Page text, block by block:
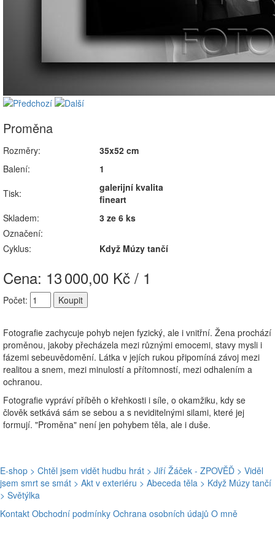
Proměna
Rozměry:
35x52 cm
Balení:
1
Tisk:
galerijní kvalita
fineart
Skladem:
3 ze 6 ks
Označení:
Cyklus:
Když Múzy tančí
Cena: 13000,00 Kč / 1
Počet:
Fotografie zachycuje pohyb nejen fyzický, ale i vnitřní. Žena prochází
proměnou, jakoby přecházela mezi různými emocemi, stavy mysli i
fázemi sebeuvědomění. Látka v jejích rukou připomíná závoj mezi
realitou a snem, mezi minulostí a přítomností, mezi odhalením a
ochranou.
Fotografie vypráví příběh o křehkosti i síle, o okamžiku, kdy se
člověk setkává sám se sebou a s neviditelnými silami, které jej
formují. "Proměna" není jen pohybem těla, ale i duše.
E-shop > Chtěl jsem vidět hudbu hrát > Jiří Žáček - ZPOVĚĎ > Viděl
jsem smrt se smát > Akt v exteriéru > Abeceda těla > Když Múzy tančí
> Světýlka
Kontakt Obchodní podmínky Ochrana osobních údajů O mně